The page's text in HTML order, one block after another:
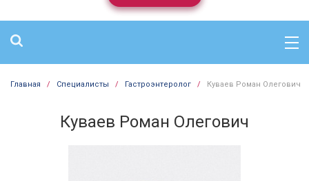
Главная / Специалисты / Гастроэнтеролог / Куваев Роман Олегович
Куваев Роман Олегович